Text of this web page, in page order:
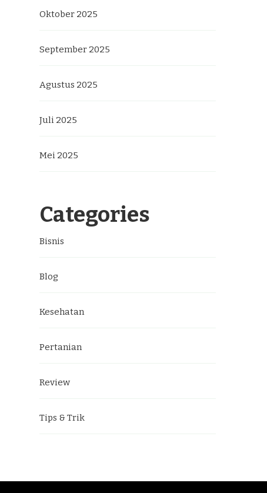
Oktober 2025
September 2025
Agustus 2025
Juli 2025
Mei 2025
Categories
Bisnis
Blog
Kesehatan
Pertanian
Review
Tips & Trik